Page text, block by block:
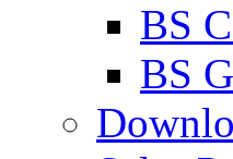
BS
BS